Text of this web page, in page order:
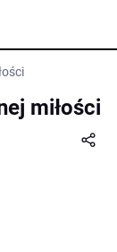
miłości